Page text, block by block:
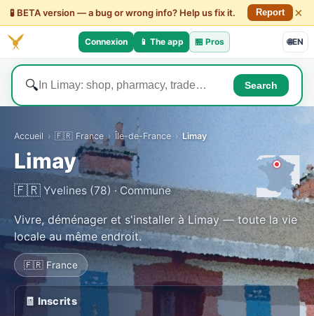
🧪 BETA version — a bug or wrong info? Help us fix it. Report ×
Connexion 📱 The app 🏪 Pros 🌐EN
🔍 Search
Accueil › 🇫🇷 France › Île-de-France › Limay
Limay
🇫🇷 Yvelines (78) · Commune
Vivre, déménager et s'installer à Limay — toute la vie
locale au même endroit.
🇫🇷 France
🧾 Inscrits